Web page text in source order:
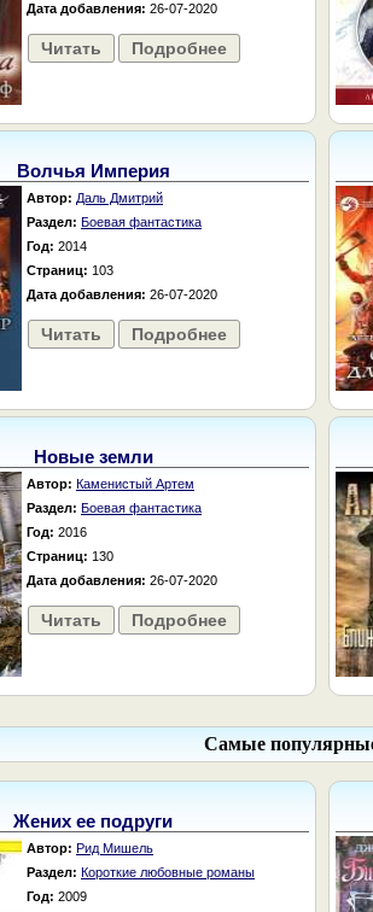
Дата добавления: 26-07-2020
Читать Подробнее
Волчья Империя
Автор: Даль Дмитрий
Раздел: Боевая фантастика
Год: 2014
Страниц: 103
Дата добавления: 26-07-2020
Читать Подробнее
Новые земли
Автор: Каменистый Артем
Раздел: Боевая фантастика
Год: 2016
Страниц: 130
Дата добавления: 26-07-2020
Читать Подробнее
Самые
Жених ее подруги
Автор: Рид Мишель
Раздел: Короткие любовные романы
Год: 2009